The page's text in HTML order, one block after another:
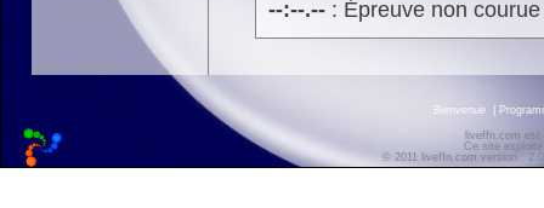
--:--.--: Épreuve non
Bienvenue
liveffn.com est
Ce site
© 2011 liveffn.com version :